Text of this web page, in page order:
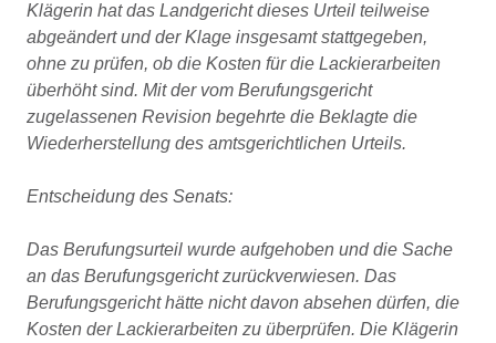
Klägerin hat das Landgericht dieses Urteil teilweise
abgeändert und der Klage insgesamt stattgegeben,
ohne zu prüfen, ob die Kosten für die Lackierarbeiten
überhöht sind. Mit der vom Berufungsgericht
zugelassenen Revision begehrte die Beklagte die
Wiederherstellung des amtsgerichtlichen Urteils.
Entscheidung des Senats:
Das Berufungsurteil wurde aufgehoben und die Sache
an das Berufungsgericht zurückverwiesen. Das
Berufungsgericht hätte nicht davon absehen dürfen, die
Kosten der Lackierarbeiten zu überprüfen. Die Klägerin